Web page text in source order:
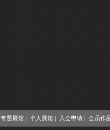
专题展馆 | 个人展馆 | 入会申请 | 会员作